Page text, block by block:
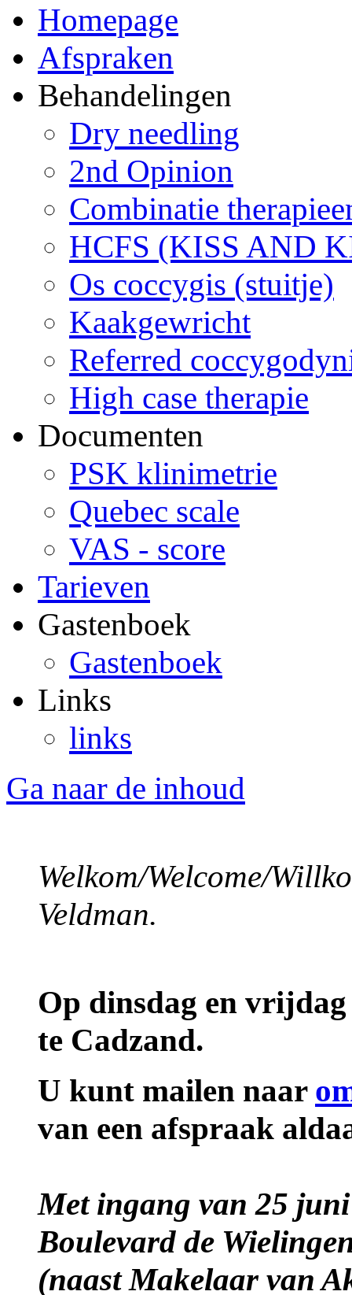
Homepage
Afspraken
Behandelingen
Dry needling
2nd Opinion
Combinatie
HCFS (KISS AND
Os coccygis (stuitje)
Kaakgewricht
Referred
High case therapie
Documenten
PSK klinimetrie
Quebec scale
VAS - score
Tarieven
Gastenboek
Gastenboek
Links
links
Ga naar de inhoud
Welkom/Welcome/
Veldman.
Op dinsdag en
te Cadzand.
U kunt mailen naar
van een afspraak
Met ingang van 25
Boulevard de
(naast Makelaar van